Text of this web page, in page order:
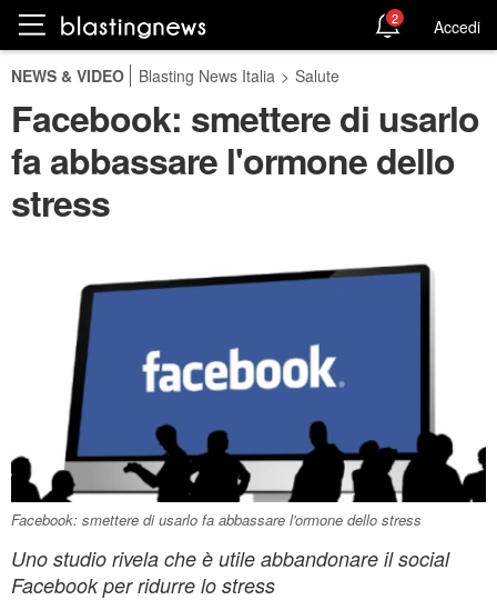
2 Accedi
NEWS & VIDEO Blasting News Italia > Salute
Facebook: smettere di usarlo
fa abbassare l'ormone dello
stress
Facebook: smettere di usarlo fa abbassare l'ormone dello stress
Uno studio rivela che è utile abbandonare il social
Facebook per ridurre lo stress